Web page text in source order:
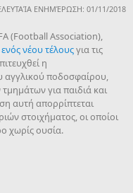
ΕΝΗΜΈΡΩΣΗ: 01/11/2018
(Football Association),
νέου τέλουςγια τις
η
αγγλικού ποδοσφαίρου,
για παιδιά και
αυτή απορρίπτεται
στοιχήματος, οι οποίοι
χωρίς ουσία.